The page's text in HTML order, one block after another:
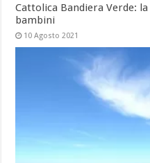
Cattolica Bandiera Verde:
bambini
10 Agosto 2021